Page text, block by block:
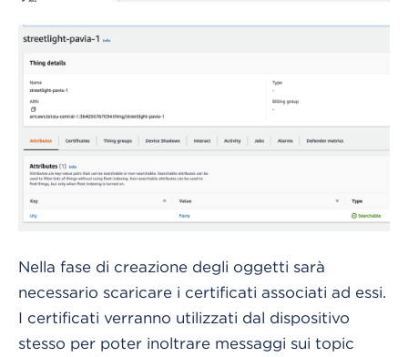
Nella fase di creazione degli oggetti sarà
necessario scaricare i certificati associati ad essi.
I certificati verranno utilizzati dal dispositivo
stesso per poter inoltrare messaggi sui topic